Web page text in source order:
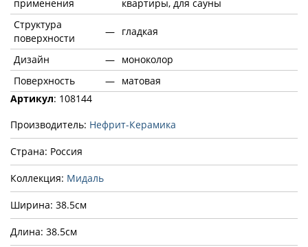
применения
квартиры, для сауны
Структура
поверхности
— гладкая
Дизайн — моноколор
Поверхность
— матовая
Артикул: 108144
Производитель: Нефрит-Керамика
Страна: Россия
Коллекция: Мидаль
Ширина: 38.5см
Длина: 38.5см